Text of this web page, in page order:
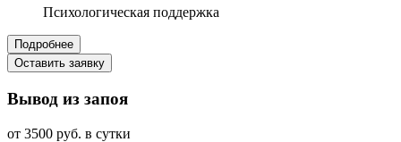
Психологическая поддержка
Подробнее
Оставить заявку
Вывод из запоя
от 3500 руб. в сутки